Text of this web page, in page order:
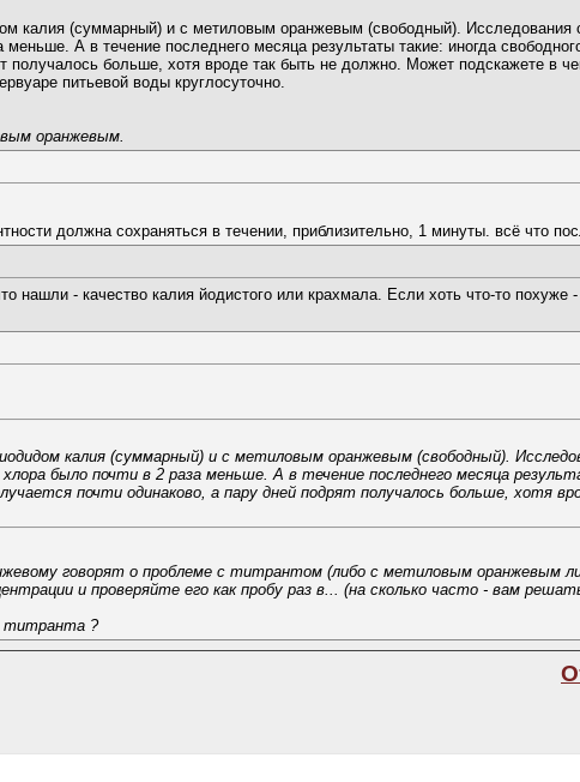
калия (суммарный) и с метиловым оранжевым (свободный). Исследования
А в течение последнего месяца результаты такие: иногда
получалось больше, хотя вроде так быть не должно. Может подскажете в
питьевой воды круглосуточно.
оранжевым.
должна сохраняться в течении, приблизительно, 1 минуты. всё что
нашли - качество калия йодистого или крахмала. Если хоть что-то похуже
калия (суммарный) и с метиловым оранжевым (свободный).
хлора было почти в 2 раза меньше. А в течение последнего месяца
почти одинаково, а пару дней подрят получалось больше, хотя
говорят о проблеме с титрантом (либо с метиловым оранжевым
и проверяйте его как пробу раз в... (на сколько часто - вам
титранта ?